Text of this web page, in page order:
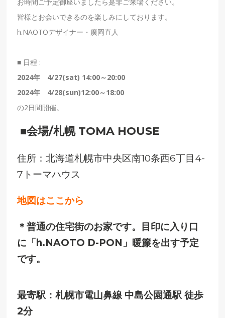
お時間ご予定御座いましたら是非ご来場ください。
皆様とお会いできるのを楽しみにしております。
h.NAOTOデザイナー・廣岡直人
■ 日程 :
2024年 4/27(sat) 14:00～20:00
2024年 4/28(sun)12:00～18:00
の2日間開催。
■会場/札幌 TOMA HOUSE
住所：北海道札幌市中央区南10条西6丁目4-
7トーマハウス
地図はここから
＊普通の住宅街のお家です。目印に入り口
に「h.NAOTO D-PON」暖簾を出す予定
です。
最寄駅：札幌市電山鼻線 中島公園通駅 徒歩
2分